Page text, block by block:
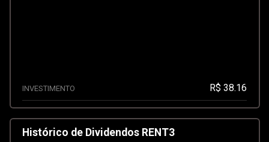
INVESTIMENTO R$ 38.16
Histórico de Dividendos RENT3